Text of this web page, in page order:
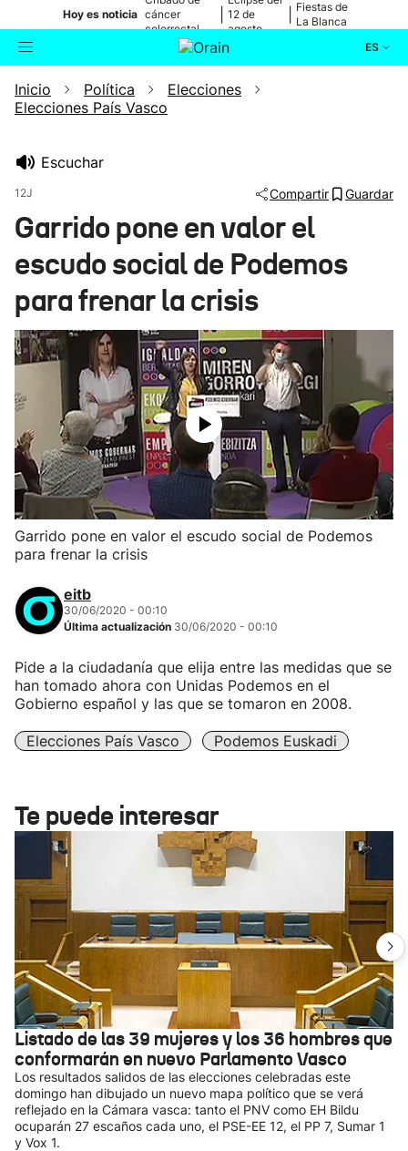
Hoy es noticia cáncer
colorrectal
12 de
agosto
Fiestas de
La Blanca
ES
Buscador Actualidad
Ikusmiran
Eguraldia
Inicio Política
Elecciones
Elecciones País Vasco
Escuchar
12J Compartir Guardar
Garrido pone en valor el
escudo social de Podemos
para frenar la crisis
Garrido pone en valor el escudo social de Podemos
para frenar la crisis
eitb
30/06/2020 - 00:10
Última actualización 30/06/2020 - 00:10
Pide a la ciudadanía que elija entre las medidas que se
han tomado ahora con Unidas Podemos en el
Gobierno español y las que se tomaron en 2008.
Elecciones País Vasco Podemos Euskadi
Te puede interesar
Listado de las 39 mujeres y los 36 hombres que
conformarán en nuevo Parlamento Vasco
Los resultados salidos de las elecciones celebradas este
domingo han dibujado un nuevo mapa político que se verá
reflejado en la Cámara vasca: tanto el PNV como EH Bildu
ocuparán 27 escaños cada uno, el PSE-EE 12, el PP 7, Sumar 1
y Vox 1.